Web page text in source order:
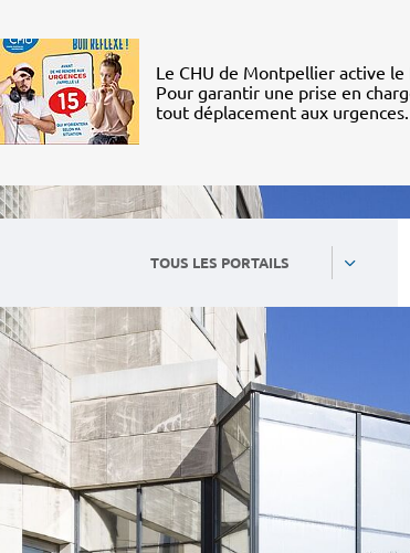
Le CHU de Montpellier active
Pour garantir une prise en
tout déplacement aux urgences.
TOUS LES PORTAILS